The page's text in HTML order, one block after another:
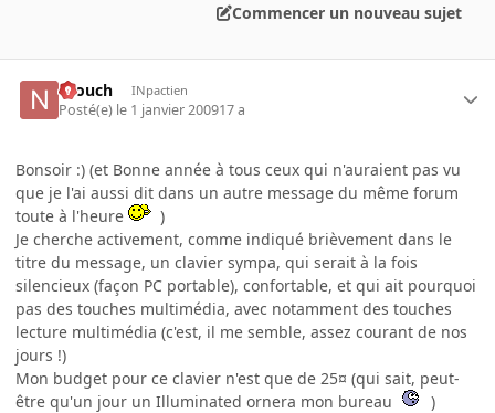
Commencer un nouveau sujet
Niouch INpactien
Posté(e) le 1 janvier 200917 a
Bonsoir :) (et Bonne année à tous ceux qui n'auraient pas vu
que je l'ai aussi dit dans un autre message du même forum
toute à l'heure
)
Je cherche activement, comme indiqué brièvement dans le
titre du message, un clavier sympa, qui serait à la fois
silencieux (façon PC portable), confortable, et qui ait pourquoi
pas des touches multimédia, avec notamment des touches
lecture multimédia (c'est, il me semble, assez courant de nos
jours !)
Mon budget pour ce clavier n'est que de 25¤ (qui sait, peut-
être qu'un jour un Illuminated ornera mon bureau
)